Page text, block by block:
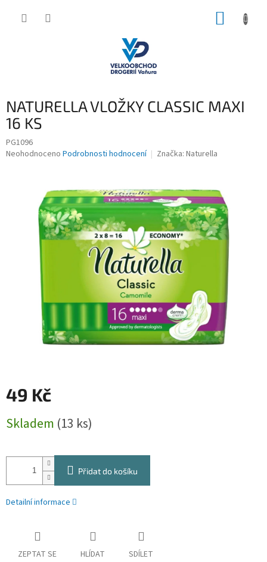
NATURELLA VLOŽKY CLASSIC MAXI
16 KS
PG1096
Průměrné
hvězdiček.
Neohodnoceno Podrobnosti hodnocení Značka: Naturella
49 Kč
cena:
Skladem (13 ks)
Přidat do košíku
Detailní informace
ZEPTAT SE HLÍDAT SDÍLET